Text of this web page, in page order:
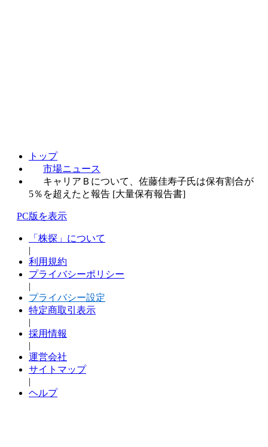
トップ
市場ニュース
キャリアＢについて、佐藤佳寿子氏は保有割合が
5％を超えたと報告 [大量保有報告書]
PC版を表示
「株探」について
|
利用規約
プライバシーポリシー
|
プライバシー設定
特定商取引表示
|
採用情報
|
運営会社
サイトマップ
|
ヘルプ